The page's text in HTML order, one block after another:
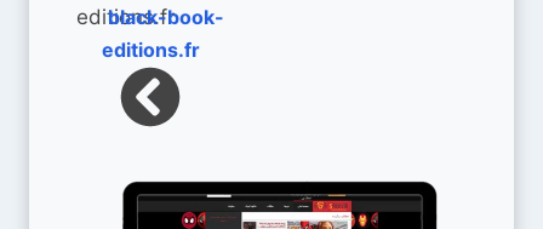
black-book-
editions.fr